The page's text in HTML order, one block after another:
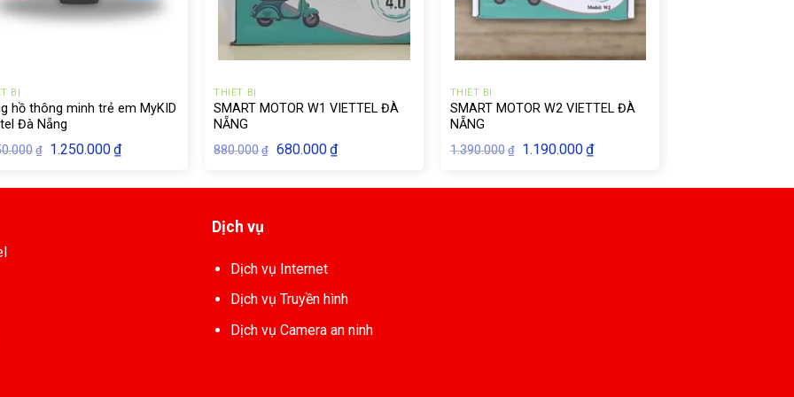
BỊ
hồ thông minh trẻ em MyKID
Đà Nẵng
₫ Giá
1.450.000₫.
1.250.000₫Giá
hiện
là:
THIẾT BỊ
SMART MOTOR W1 VIETTEL ĐÀ
NẴNG
880.000 ₫ Giá
880.000₫.
680.000₫Giá
hiện
là:
THIẾT BỊ
SMART MOTOR W2 VIETTEL ĐÀ
NẴNG
1.390.000 ₫
Giá
1.390.000₫.
1.190.000₫Giá
hiện
là:
Dịch vụ
Dịch vụ Internet
Dịch vụ Truyền hình
Dịch vụ Camera an ninh